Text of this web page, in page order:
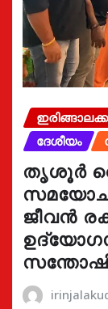
ദേശീയം
തൃശൂർ
ജീവൻ